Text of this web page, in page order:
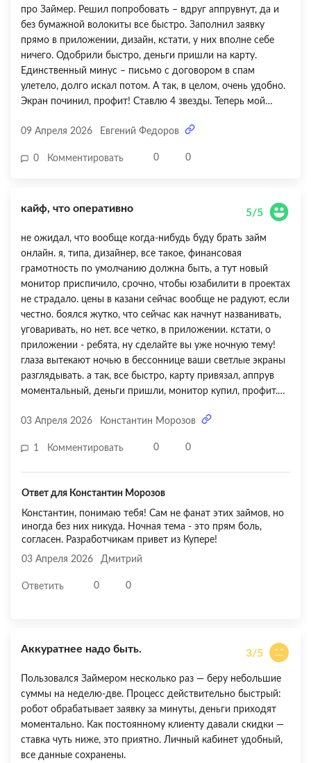
про Займер. Решил попробовать – вдруг аппрувнут, да и
без бумажной волокиты все быстро. Заполнил заявку
прямо в приложении, дизайн, кстати, у них вполне себе
ничего. Одобрили быстро, деньги пришли на карту.
Единственный минус – письмо с договором в спам
улетело, долго искал потом. А так, в целом, очень удобно.
Экран починил, профит! Ставлю 4 звезды. Теперь мой
цены в DNS сейчас вообще не радуют 😅.
09 Апреля 2026 Евгений Федоров
0 Комментировать 0 0
кайф, что оперативно 5/5
не ожидал, что вообще когда-нибудь буду брать займ
онлайн. я, типа, дизайнер, все такое, финансовая
грамотность по умолчанию должна быть, а тут новый
монитор приспичило, срочно, чтобы юзабилити в проектах
не страдало. цены в казани сейчас вообще не радуют, если
честно. боялся жутко, что сейчас как начнут названивать,
уговаривать, но нет. все четко, в приложении. кстати, о
приложении - ребята, ну сделайте вы уже ночную тему!
глаза вытекают ночью в бессоннице ваши светлые экраны
разглядывать. а так, все быстро, карту привязал, аппрув
моментальный, деньги пришли, монитор купил, профит.
знаю, куда бежать. живу в жк 'салават купере', тут с
выручили. пять звезд, однозначно.
03 Апреля 2026 Константин Морозов
1 Комментировать 0 0
Ответ для Константин Морозов
Константин, понимаю тебя! Сам не фанат этих займов, но
иногда без них никуда. Ночная тема - это прям боль,
согласен. Разработчикам привет из Купере!
03 Апреля 2026
Дмитрий
Ответить 0 0
Аккуратнее надо быть. 3/5
Пользовался Займером несколько раз — беру небольшие
суммы на неделю-две. Процесс действительно быстрый:
робот обрабатывает заявку за минуты, деньги приходят
моментально. Как постоянному клиенту давали скидки —
ставка чуть ниже, это приятно. Личный кабинет удобный,
все данные сохранены.